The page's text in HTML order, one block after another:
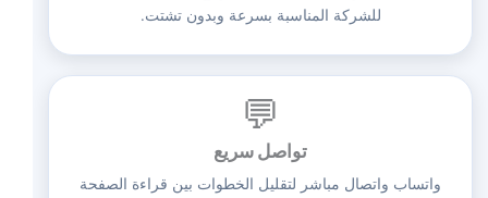
للشركة المناسبة بسرعة وبدون تشتت.
💬
تواصل سريع
واتساب واتصال مباشر لتقليل الخطوات بين قراءة الصفحة